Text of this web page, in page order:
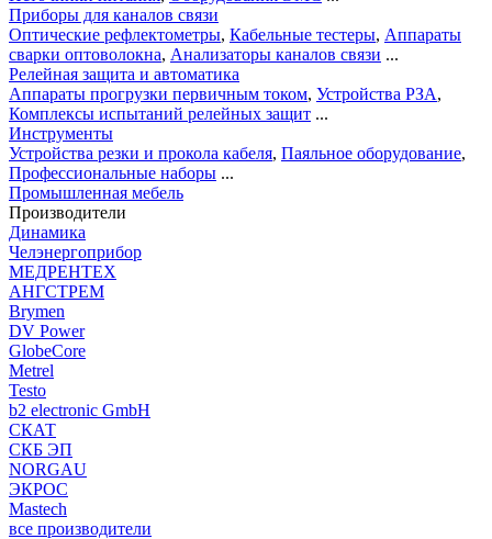
Приборы для каналов связи
Оптические рефлектометры, Кабельные тестеры, Аппараты
сварки оптоволокна, Анализаторы каналов связи ...
Релейная защита и автоматика
Аппараты прогрузки первичным током, Устройства РЗА,
Комплексы испытаний релейных защит ...
Инструменты
Устройства резки и прокола кабеля, Паяльное оборудование,
Профессиональные наборы ...
Промышленная мебель
Производители
Динамика
Челэнергоприбор
МЕДРЕНТЕХ
АНГСТРЕМ
Brymen
DV Power
GlobeCore
Metrel
Testo
b2 electronic GmbH
СКАТ
СКБ ЭП
NORGAU
ЭКРОС
Mastech
все производители